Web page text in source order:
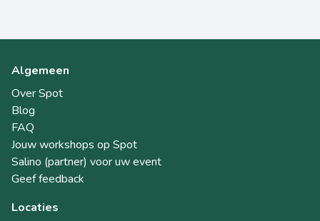
Algemeen
Over Spot
Blog
FAQ
Jouw workshops op Spot
Salino (partner) voor uw event
Geef feedback
Locaties